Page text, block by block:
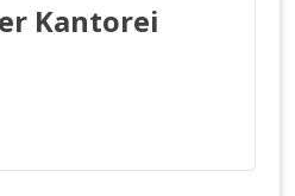
Kantorei